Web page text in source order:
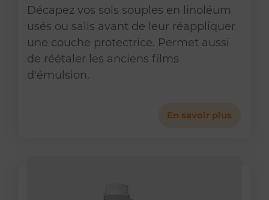
Décapez vos sols souples en linoléum
usés ou salis avant de leur réappliquer
une couche protectrice. Permet aussi
de réétaler les anciens films
d'émulsion.
En savoir plus